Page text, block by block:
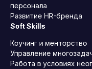
персонала
Развитие HR-бренда
Soft Skills
Коучинг и менторство
Управление
Работа в условиях